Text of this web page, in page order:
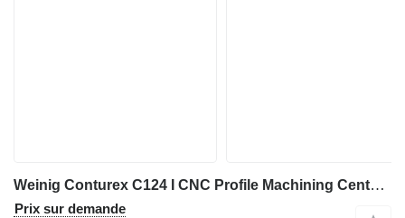
Weinig Conturex C124 I CNC Profile Machining Center I 2009
Prix sur demande